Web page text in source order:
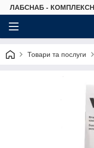
ЛАБСНАБ -
Товари та послуги